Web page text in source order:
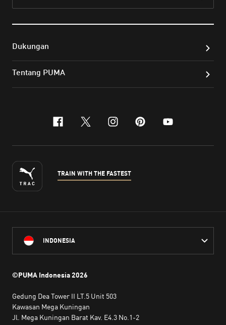
Dukungan
Tentang PUMA
facebook
x-twitter
instagram
pinterest
youtube
TRAIN WITH THE FASTEST
INDONESIA
©PUMA Indonesia2026
Gedung Dea Tower II LT.5 Unit 503
Kawasan Mega Kuningan
Jl. Mega Kuningan Barat Kav. E4.3 No.1-2